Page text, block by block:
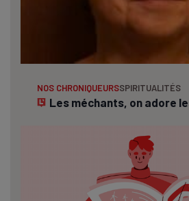
NOS CHRONIQUEURSSPIRITUALITÉS
Les méchants, on adore